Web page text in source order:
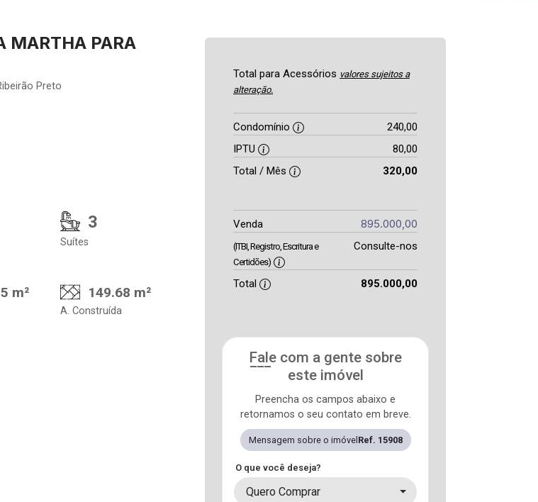
MARTHA PARA
Preto
3
Suítes
m² 149.68 m²
A. Construída
Total para Acessórios valores sujeitos a
alteração.
Condomínio
240,00
IPTU
80,00
Total / Mês
320,00
Venda 895.000,00
(ITBI, Registro, Escritura e
Certidões)
Consulte-nos
Total 895.000,00
Fale com a gente sobre
este imóvel
Preencha os campos abaixo e
retornamos o seu contato em breve.
Mensagem sobre o imóvel Ref. 15908
O que você deseja?
Quero Comprar